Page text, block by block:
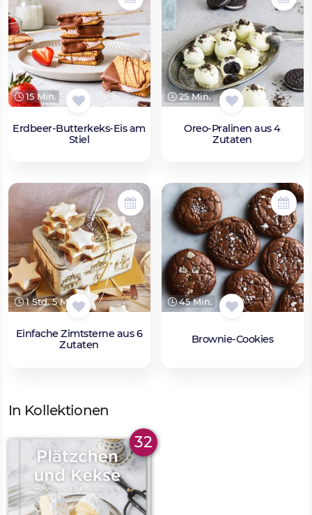
15 Min.
Erdbeer-Butterkeks-Eis am
Stiel
25 Min.
Oreo-Pralinen aus 4
Zutaten
1 Std. 5 Min.
Einfache Zimtsterne aus 6
Zutaten
45 Min.
Brownie-Cookies
In Kollektionen
32